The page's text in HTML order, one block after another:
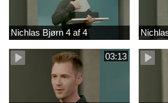
Nichlas Bjørn 4 af 4
03:13